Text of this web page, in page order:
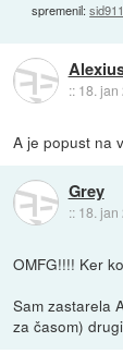
spremenil:sid911
:: 18. jan
A je popust na
Grey
:: 18. jan
OMFG!!!! Ker
Sam zastarela
za časom)